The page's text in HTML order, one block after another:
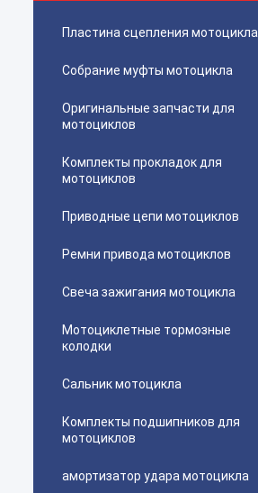
Пластина сцепления мотоцикла
Собрание муфты мотоцикла
Оригинальные запчасти для
мотоциклов
Комплекты прокладок для
мотоциклов
Приводные цепи мотоциклов
Ремни привода мотоциклов
Свеча зажигания мотоцикла
Мотоциклетные тормозные
колодки
Сальник мотоцикла
Комплекты подшипников для
мотоциклов
амортизатор удара мотоцикла